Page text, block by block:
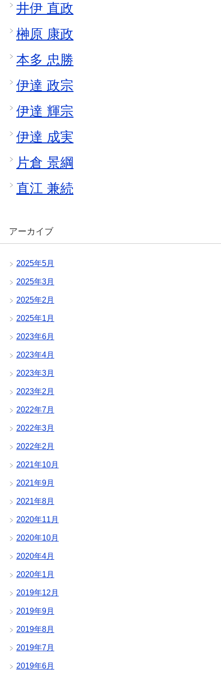
井伊 直政
榊原 康政
本多 忠勝
伊達 政宗
伊達 輝宗
伊達 成実
片倉 景綱
直江 兼続
アーカイブ
2025年5月
2025年3月
2025年2月
2025年1月
2023年6月
2023年4月
2023年3月
2023年2月
2022年7月
2022年3月
2022年2月
2021年10月
2021年9月
2021年8月
2020年11月
2020年10月
2020年4月
2020年1月
2019年12月
2019年9月
2019年8月
2019年7月
2019年6月